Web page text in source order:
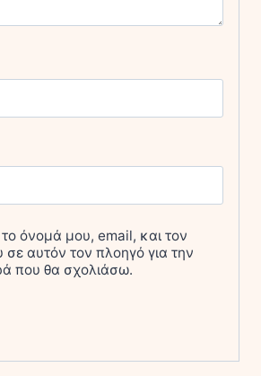
όνομά μου, email, και τον
σε αυτόν τον πλοηγό για την
που θα σχολιάσω.